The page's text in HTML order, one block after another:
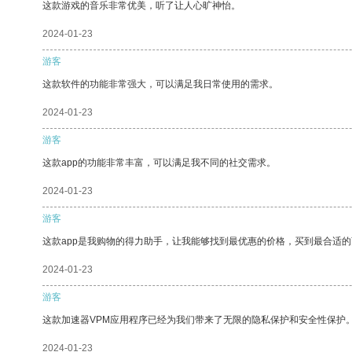
这款游戏的音乐非常优美，听了让人心旷神怡。
2024-01-23
游客
这款软件的功能非常强大，可以满足我日常使用的需求。
2024-01-23
游客
这款app的功能非常丰富，可以满足我不同的社交需求。
2024-01-23
游客
这款app是我购物的得力助手，让我能够找到最优惠的价格，买到最合适的
2024-01-23
游客
这款加速器VPM应用程序已经为我们带来了无限的隐私保护和安全性保护。
2024-01-23